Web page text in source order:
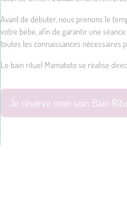
Avant de débuter, nous prenons le
votre bébé, afin de garantir une
toutes les connaissances nécessaires
Le bain rituel Mamatoto se réalise
Je réserve mon soin Bain